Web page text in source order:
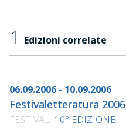
1 Edizioni correlate
06.09.2006 - 10.09.2006
Festivaletteratura 2006
FESTIVAL 10° EDIZIONE